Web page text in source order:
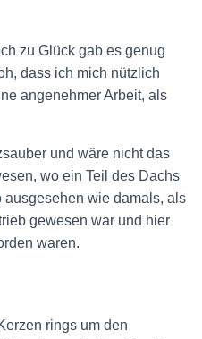
zu Glück gab es genug
dass ich mich nützlich
angenehmer Arbeit, als
und wäre nicht das
wo ein Teil des Dachs
ausgesehen wie damals, als
gewesen war und hier
waren.
rings um den